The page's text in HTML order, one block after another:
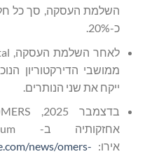
כ-20%.
ייקח את שני הנותרים.
אירו: news/omers-